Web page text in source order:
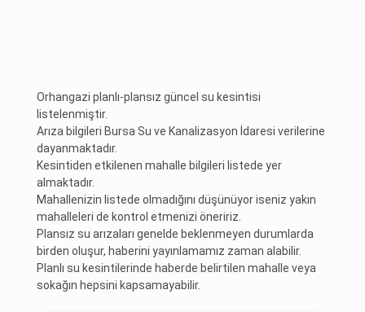
Orhangazi planlı-plansız güncel su kesintisi
listelenmiştir.
Arıza bilgileri Bursa Su ve Kanalizasyon İdaresi verilerine
dayanmaktadır.
Kesintiden etkilenen mahalle bilgileri listede yer
almaktadır.
Mahallenizin listede olmadığını düşünüyor iseniz yakın
mahalleleri de kontrol etmenizi öneririz.
Plansız su arızaları genelde beklenmeyen durumlarda
birden oluşur, haberini yayınlamamız zaman alabilir.
Planlı su kesintilerinde haberde belirtilen mahalle veya
sokağın hepsini kapsamayabilir.